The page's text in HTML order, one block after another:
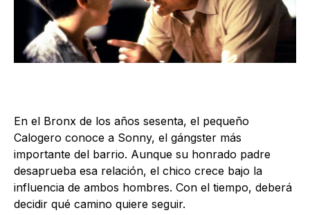
En el Bronx de los años sesenta, el pequeño
Calogero conoce a Sonny, el gángster más
importante del barrio. Aunque su honrado padre
desaprueba esa relación, el chico crece bajo la
influencia de ambos hombres. Con el tiempo, deberá
decidir qué camino quiere seguir.